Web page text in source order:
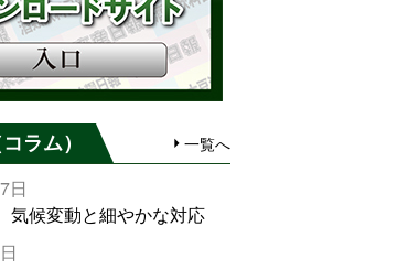
ラム） 一覧へ
日
気候変動と細やかな対応